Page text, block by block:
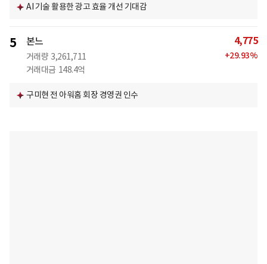
AI 기술 활용한 광고 효율 개선 기대감
5 본느
거래량 3,261,711
거래대금 148.4억
4,775
+29.93%
구미현 전 아워홈 회장 경영권 인수